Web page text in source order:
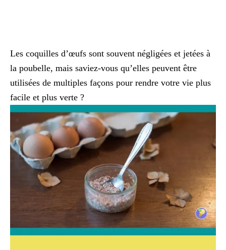
Les coquilles d’œufs sont souvent négligées et jetées à
la poubelle, mais saviez-vous qu’elles peuvent être
utilisées de multiples façons pour rendre votre vie plus
facile et plus verte ?